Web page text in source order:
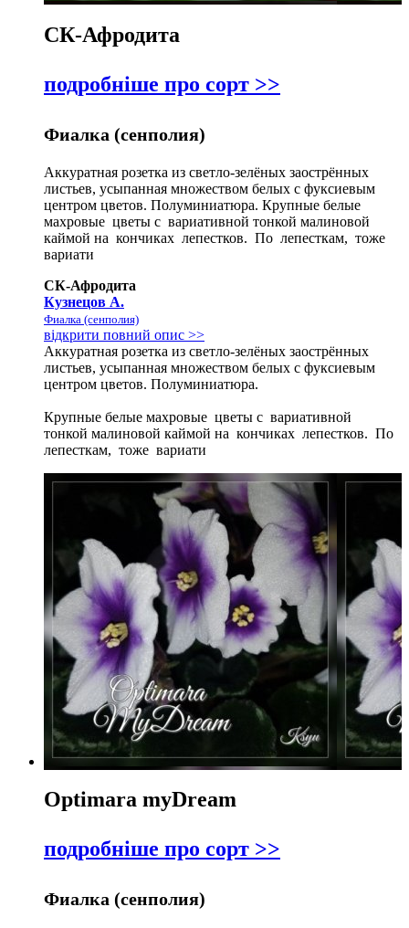
СК-Афродита
подробніше про сорт >>
Фиалка (сенполия)
Аккуратная розетка из светло-зелёных заострённых
листьев, усыпанная множеством белых с фуксиевым
центром цветов. Полуминиатюра. Крупные белые
махровые цветы с вариативной тонкой малиновой
каймой на кончиках лепестков. По лепесткам, тоже
вариати
СК-Афродита
Кузнецов А.
Фиалка (сенполия)
відкрити повний опис >>
Аккуратная розетка из светло-зелёных заострённых
листьев, усыпанная множеством белых с фуксиевым
центром цветов. Полуминиатюра.
Крупные белые махровые цветы с вариативной
тонкой малиновой каймой на кончиках лепестков. По
лепесткам, тоже вариати
Optimara myDream
подробніше про сорт >>
Фиалка (сенполия)